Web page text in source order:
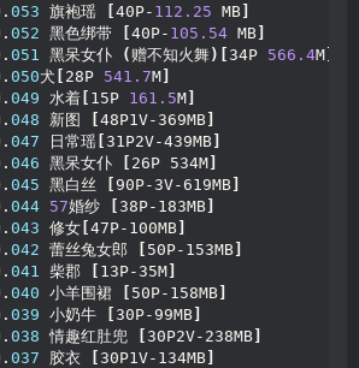
053 旗袍瑶 [40P- 112.25 MB]
052 黑色绑带 [40P- 105.54 MB]
051 黑呆女仆 (赠不知火舞)[34P 566.4M]
050犬 [ 28P 541.7M]
049 水着 [ 15P 161.5M]
048 新图 [48P1V-369MB]
047 日常瑶 [31P2V-439MB]
046 黑呆女仆 [ 26P 534M]
045 黑白丝 [ 90P-3V-619MB]
044 57婚纱 [38P-183MB]
043 修女 [47P-100MB]
042 蕾丝兔女郎 [ 50P-153MB]
041 柴郡 [ 13P-35M]
040 小羊围裙 [ 50P-158MB]
039 小奶牛 [30P-99MB]
038 情趣红肚兜 [30P2V-238MB]
037 胶衣 [30P1V-134MB]